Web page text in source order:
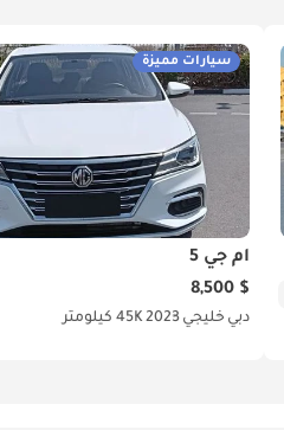
سيارات مميزة
أم جي 5
$ 8,500
دبي خليجي 202345K كيلومتر